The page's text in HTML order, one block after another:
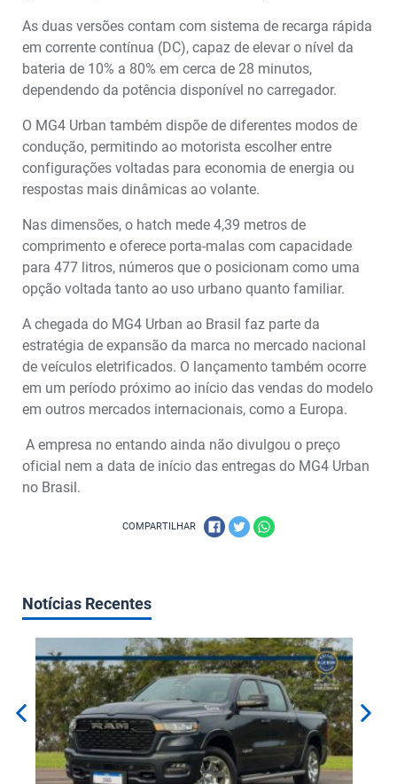
As duas versões contam com sistema de recarga rápida
em corrente contínua (DC), capaz de elevar o nível da
bateria de 10% a 80% em cerca de 28 minutos,
dependendo da potência disponível no carregador.
O MG4 Urban também dispõe de diferentes modos de
condução, permitindo ao motorista escolher entre
configurações voltadas para economia de energia ou
respostas mais dinâmicas ao volante.
Nas dimensões, o hatch mede 4,39 metros de
comprimento e oferece porta-malas com capacidade
para 477 litros, números que o posicionam como uma
opção voltada tanto ao uso urbano quanto familiar.
A chegada do MG4 Urban ao Brasil faz parte da
estratégia de expansão da marca no mercado nacional
de veículos eletrificados. O lançamento também ocorre
em um período próximo ao início das vendas do modelo
em outros mercados internacionais, como a Europa.
A empresa no entando ainda não divulgou o preço
oficial nem a data de início das entregas do MG4 Urban
no Brasil.
COMPARTILHAR
Notícias Recentes